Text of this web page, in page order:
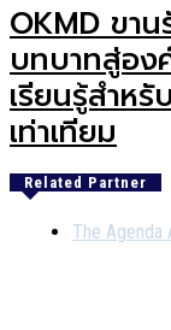
OKMD ขา
บทบาทสู่อง
เรียนรู้สำห
เท่าเทียม
Related Partner
The Agenda